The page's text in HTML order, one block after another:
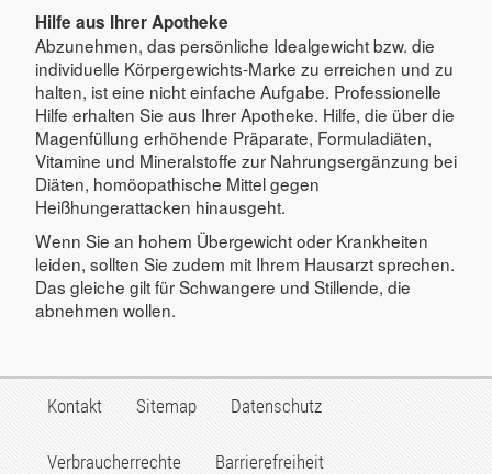
Hilfe aus Ihrer Apotheke
Abzunehmen, das persönliche Idealgewicht bzw. die
individuelle Körpergewichts-Marke zu erreichen und zu
halten, ist eine nicht einfache Aufgabe. Professionelle
Hilfe erhalten Sie aus Ihrer Apotheke. Hilfe, die über die
Magenfüllung erhöhende Präparate, Formuladiäten,
Vitamine und Mineralstoffe zur Nahrungsergänzung bei
Diäten, homöopathische Mittel gegen
Heißhungerattacken hinausgeht.
Wenn Sie an hohem Übergewicht oder Krankheiten
leiden, sollten Sie zudem mit Ihrem Hausarzt sprechen.
Das gleiche gilt für Schwangere und Stillende, die
abnehmen wollen.
Kontakt Sitemap Datenschutz
Verbraucherrechte Barrierefreiheit